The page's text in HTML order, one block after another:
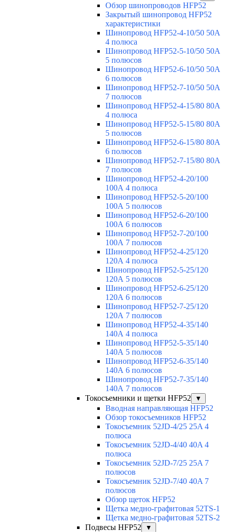
Обзор шинопроводов HFP52
Закрытый шинопровод HFP52
характеристики
Шинопровод HFP52-4-10/50 50A
4 полюса
Шинопровод HFP52-5-10/50 50А
5 полюсов
Шинопровод HFP52-6-10/50 50А
6 полюсов
Шинопровод HFP52-7-10/50 50А
7 полюсов
Шинопровод HFP52-4-15/80 80A
4 полюса
Шинопровод HFP52-5-15/80 80А
5 полюсов
Шинопровод HFP52-6-15/80 80А
6 полюсов
Шинопровод HFP52-7-15/80 80А
7 полюсов
Шинопровод HFP52-4-20/100
100А 4 полюса
Шинопровод HFP52-5-20/100
100А 5 полюсов
Шинопровод HFP52-6-20/100
100А 6 полюсов
Шинопровод HFP52-7-20/100
100А 7 полюсов
Шинопровод HFP52-4-25/120
120А 4 полюса
Шинопровод HFP52-5-25/120
120А 5 полюсов
Шинопровод HFP52-6-25/120
120А 6 полюсов
Шинопровод HFP52-7-25/120
120А 7 полюсов
Шинопровод HFP52-4-35/140
140А 4 полюса
Шинопровод HFP52-5-35/140
140А 5 полюсов
Шинопровод HFP52-6-35/140
140А 6 полюсов
Шинопровод HFP52-7-35/140
140А 7 полюсов
Токосъемники и щетки HFP52
▼
Вводная направляющая HFP52
Обзор токосъемников HFP52
Токосъемник 52JD-4/25 25A 4
полюса
Токосъемник 52JD-4/40 40A 4
полюса
Токосъемник 52JD-7/25 25A 7
полюсов
Токосъемник 52JD-7/40 40A 7
полюсов
Обзор щеток HFP52
Щетка медно-графитовая 52TS-1
Щетка медно-графитовая 52TS-2
Подвесы HFP52
▼